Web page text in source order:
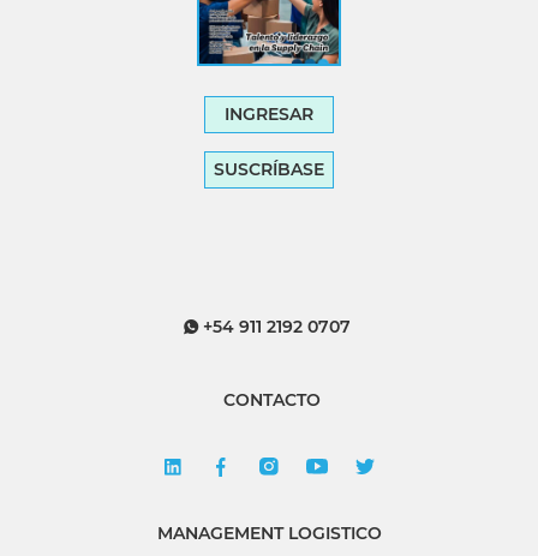
INGRESAR
SUSCRÍBASE
+54 911 2192 0707
CONTACTO
MANAGEMENT LOGISTICO